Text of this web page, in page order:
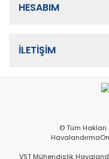
HESABIM
İLETİŞİM
© Tüm
VST Mühendislik